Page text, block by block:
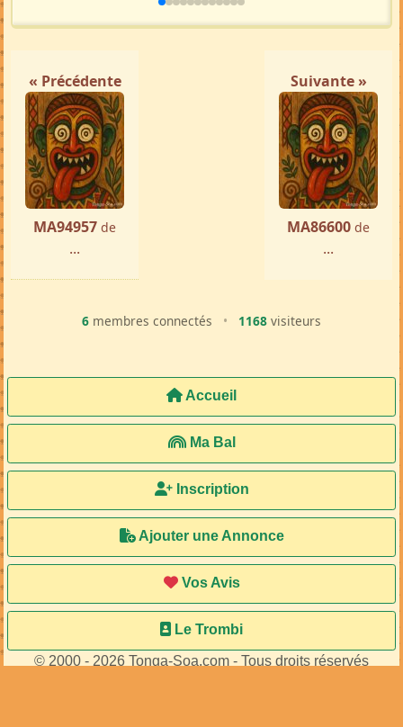
« Précédente
MA94957 de
...
Suivante »
MA86600 de
...
6 membres connectés • 1168 visiteurs
Accueil
Ma Bal
Inscription
Ajouter une Annonce
Vos Avis
Le Trombi
© 2000 - 2026 Tonga-Soa.com - Tous droits réservés